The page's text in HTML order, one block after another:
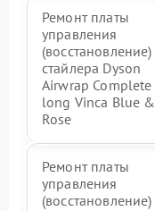
Ремонт платы
управления
(восстановление)
стайлера Dyson
Airwrap Complete
long Vinca Blue &
Rose
Ремонт платы
управления
(восстановление)